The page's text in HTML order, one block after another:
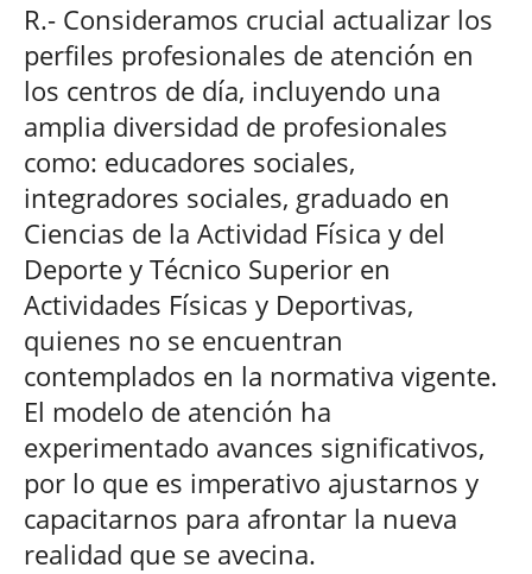
R.- Consideramos crucial actualizar los
perfiles profesionales de atención en
los centros de día, incluyendo una
amplia diversidad de profesionales
como: educadores sociales,
integradores sociales, graduado en
Ciencias de la Actividad Física y del
Deporte y Técnico Superior en
Actividades Físicas y Deportivas,
quienes no se encuentran
contemplados en la normativa vigente.
El modelo de atención ha
experimentado avances significativos,
por lo que es imperativo ajustarnos y
capacitarnos para afrontar la nueva
realidad que se avecina.